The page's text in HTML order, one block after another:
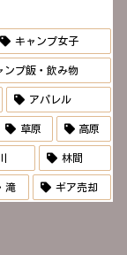
キャンプ女子
ンプ飯・飲み物
アパレル
草原 高原
林間
滝 ギア売却